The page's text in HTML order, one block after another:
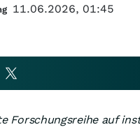
Forschungsreihe auf
11.06.2026, 01:45